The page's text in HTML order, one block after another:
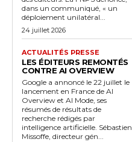
dans un communiqué, « un
déploiement unilatéral...
24 juillet 2026
ACTUALITÉS PRESSE
LES ÉDITEURS REMONTÉS
CONTRE AI OVERVIEW
Google a annoncé le 22 juillet le
lancement en France de AI
Overview et AI Mode, ses
résumés de résultats de
recherche rédigés par
intelligence artificielle. Sébastien
Missoffe, directeur gén...